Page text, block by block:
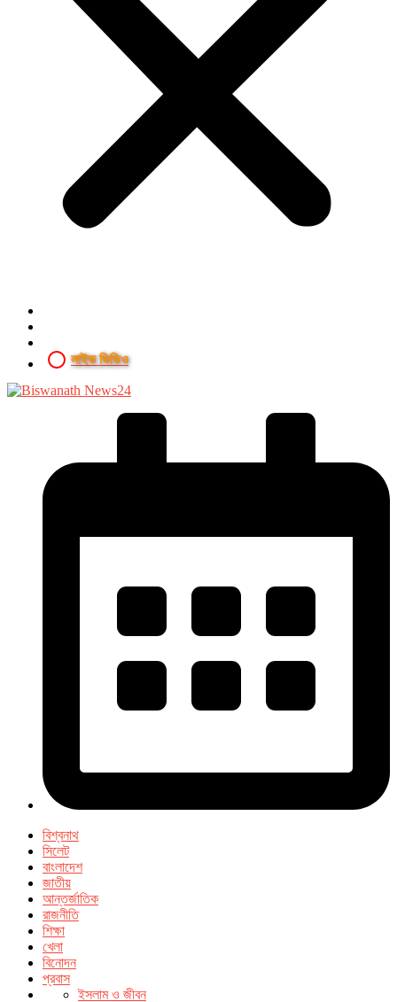
লাইভ ভিডিও
বিশ্বনাথ
সিলেট
বাংলাদেশ
জাতীয়
আন্তর্জাতিক
রাজনীতি
শিক্ষা
খেলা
বিনোদন
প্রবাস
ইসলাম ও জীবন